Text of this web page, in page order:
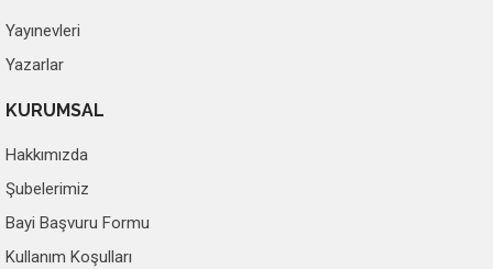
Yayınevleri
Yazarlar
KURUMSAL
Hakkımızda
Şubelerimiz
Bayi Başvuru Formu
Kullanım Koşulları